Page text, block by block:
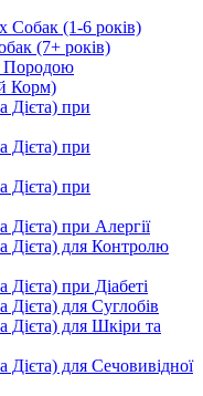
Собак (1-6 років)
(7+ років)
Породою
Корм)
Дієта) при
Дієта) при
Дієта) при
при Алергії
Дієта) для Контролю
при Діабеті
для Суглобів
для Шкіри та
для Сечовивідної